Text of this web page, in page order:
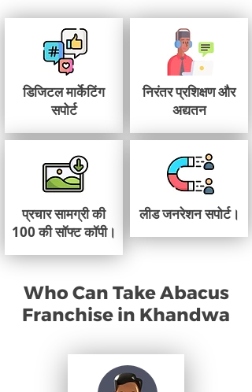
डिजिटल मार्केटिंग
सपोर्ट
प्रचार सामग्री की
100 की सॉफ्ट कॉपी।
निरंतर प्रशिक्षण और
अद्यतन
लीड जनरेशन सपोर्ट।
Who Can Take Abacus
Franchise in Khandwa